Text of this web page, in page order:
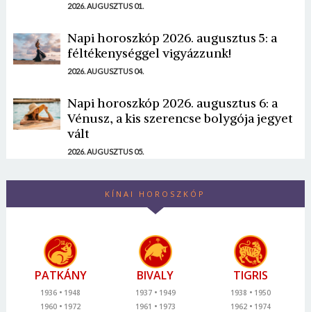
2026. AUGUSZTUS 01.
Napi horoszkóp 2026. augusztus 5: a
féltékenységgel vigyázzunk!
2026. AUGUSZTUS 04.
Napi horoszkóp 2026. augusztus 6: a
Vénusz, a kis szerencse bolygója jegyet
vált
2026. AUGUSZTUS 05.
KÍNAI HOROSZKÓP
PATKÁNY
1936
1948
1960
1972
BIVALY
1937
1949
1961
1973
TIGRIS
1938
1950
1962
1974